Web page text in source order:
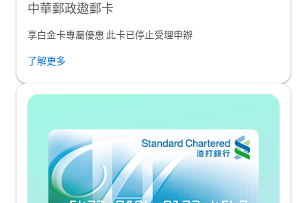
中華郵政遨郵卡
享白金卡專屬優惠 此卡已停止受理申辦
了解更多